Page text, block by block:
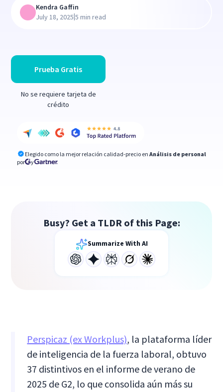
Prueba Gratis
No se requiere tarjeta de
crédito
Elegido como la mejor relación calidad-precio en Análisis de personal
por
y
Kendra Gaffin
July 18, 2025|5 min read
Busy? Get a TLDR of this Page:
Summarize With AI
Perspicaz (ex Workplus), la plataforma líder
de inteligencia de la fuerza laboral, obtuvo
37 distintivos en el informe de verano de
2025 de G2, lo que consolida aún más su